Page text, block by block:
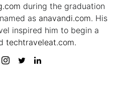
during the graduation
as anavandi.com. His
inspired him to begin a
techtraveleat.com.